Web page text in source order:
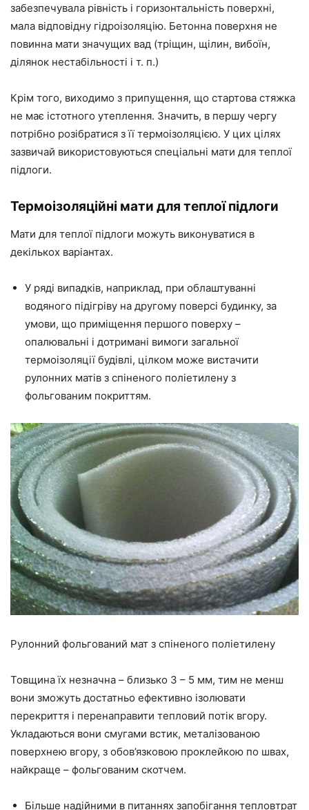
забезпечувала рівність і горизонтальність поверхні,
мала відповідну гідроізоляцію. Бетонна поверхня не
повинна мати значущих вад (тріщин, щілин, вибоїн,
ділянок нестабільності і т. п.)
Крім того, виходимо з припущення, що стартова стяжка
не має істотного утеплення. Значить, в першу чергу
потрібно розібратися зїї термоізоляцією. У цих цілях
зазвичай використовуються спеціальні мати для теплої
підлоги.
Термоізоляційні мати для теплоїпідлоги
Мати для теплої підлоги можуть виконуватися в
декількох варіантах.
У ряді випадків, наприклад, при облаштуванні
водяного підігріву на другому поверсі будинку, за
умови, що приміщення першого поверху –
опалювальні і дотримані вимоги загальної
термоізоляції будівлі, цілком може вистачити
рулонних матів з спіненого поліетилену з
фольгованим покриттям.
Рулонний фольгований мат з спіненого поліетилену
Товщина їх незначна – близько 3 – 5 мм, тим не менш
вони зможуть достатньо ефективно ізолювати
перекриття і перенаправити тепловий потік вгору.
Укладаються вони смугами встик, металізованою
поверхнею вгору, з обов’язковою проклейкою по швах,
найкраще – фольгованим скотчем.
Більше надійними в питаннях запобігання тепловтрат